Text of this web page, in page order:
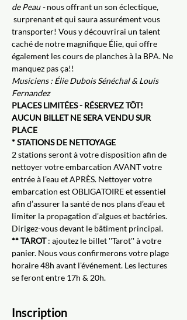
de Peau - nous offrant un son éclectique,
surprenant et qui saura assurément vous
transporter! Vous y découvrirai un talent
caché de notre magnifique Élie, qui offre
également les cours de planches à la BPA. Ne
manquez pas ça!!
Musiciens : Élie Dubois Sénéchal & Louis
Fernandez
PLACES LIMITÉES - RÉSERVEZ TÔT!
AUCUN BILLET NE SERA VENDU SUR
PLACE
* STATIONS DE NETTOYAGE
2 stations seront à votre disposition afin de
nettoyer votre embarcation AVANT votre
entrée à l’eau et APRÈS. Nettoyer votre
embarcation est OBLIGATOIRE et essentiel
afin d’assurer la santé de nos plans d’eau et
limiter la propagation d’algues et bactéries.
Dirigez-vous devant le bâtiment principal.
** TAROT : ajoutez le billet ''Tarot'' à votre
panier. Nous vous confirmerons votre plage
horaire 48h avant l'événement. Les lectures
se feront entre 17h & 20h.
Inscription